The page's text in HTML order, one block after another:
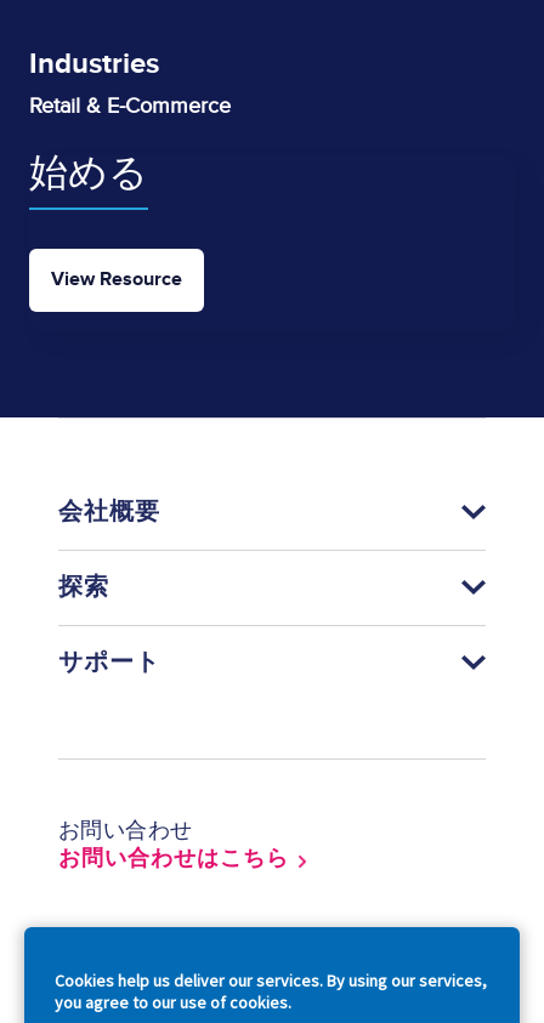
Cookies help us deliver our services. By using our services,
you agree to our use of cookies.
Industries
Retail & E-Commerce
始める
View Resource
会社概要
探索
サポート
お問い合わせ
お問い合わせはこちら